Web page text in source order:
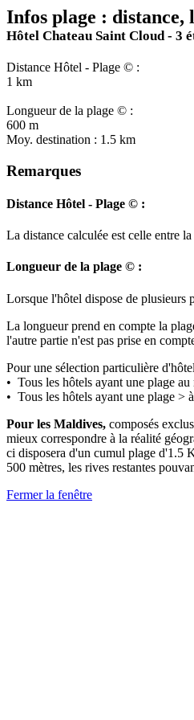
Infos plage : distance,
Hôtel Chateau Saint Cloud - 3
Distance Hôtel - Plage © :
1 km
Longueur de la plage © :
600 m
Moy. destination : 1.5 km
Remarques
Distance Hôtel - Plage © :
La distance calculée est celle entre
Longueur de la plage © :
Lorsque l'hôtel dispose de plusieurs
La longueur prend en compte la
l'autre partie n'est pas prise en
Pour une sélection particulière
• Tous les hôtels ayant une plage
• Tous les hôtels ayant une plage >
Pour les Maldives, composés
mieux correspondre à la réalité
ci disposera d'un cumul plage d'1.5
500 mètres, les rives restantes
Fermer la fenêtre